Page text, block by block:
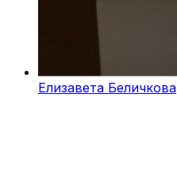
Елизавета Беличкова